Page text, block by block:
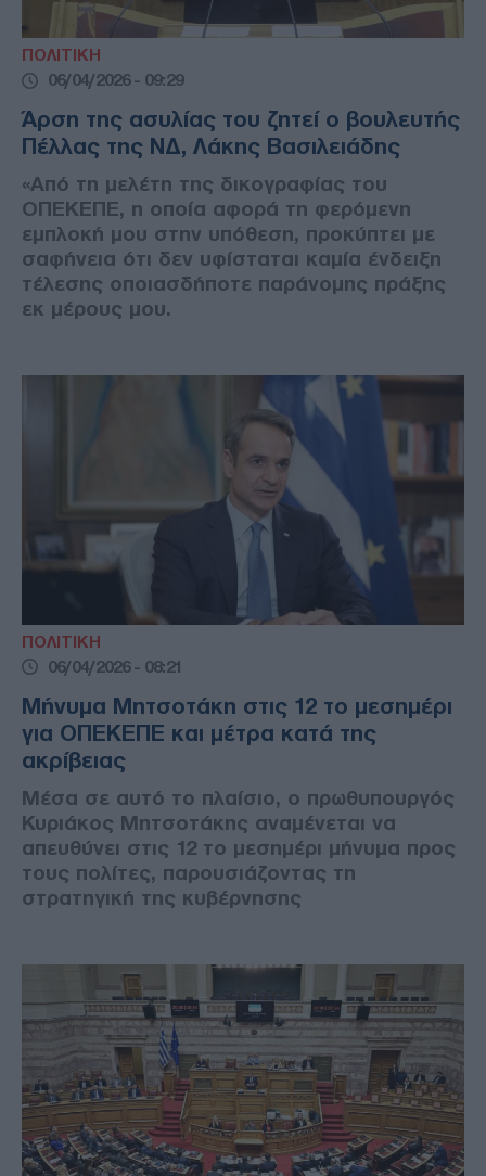
ΠΟΛΙΤΙΚΗ
06/04/2026 - 09:29
Άρση της ασυλίας του ζητεί ο βουλευτής
Πέλλας της ΝΔ, Λάκης Βασιλειάδης
«Από τη μελέτη της δικογραφίας του
ΟΠΕΚΕΠΕ, η οποία αφορά τη φερόμενη
εμπλοκή μου στην υπόθεση, προκύπτει με
σαφήνεια ότι δεν υφίσταται καμία ένδειξη
τέλεσης οποιασδήποτε παράνομης πράξης
εκ μέρους μου.
ΠΟΛΙΤΙΚΗ
06/04/2026 - 08:21
Μήνυμα Μητσοτάκη στις 12 το μεσημέρι
για ΟΠΕΚΕΠΕ και μέτρα κατά της
ακρίβειας
Μέσα σε αυτό το πλαίσιο, ο πρωθυπουργός
Κυριάκος Μητσοτάκης αναμένεται να
απευθύνει στις 12 το μεσημέρι μήνυμα προς
τους πολίτες, παρουσιάζοντας τη
στρατηγική της κυβέρνησης